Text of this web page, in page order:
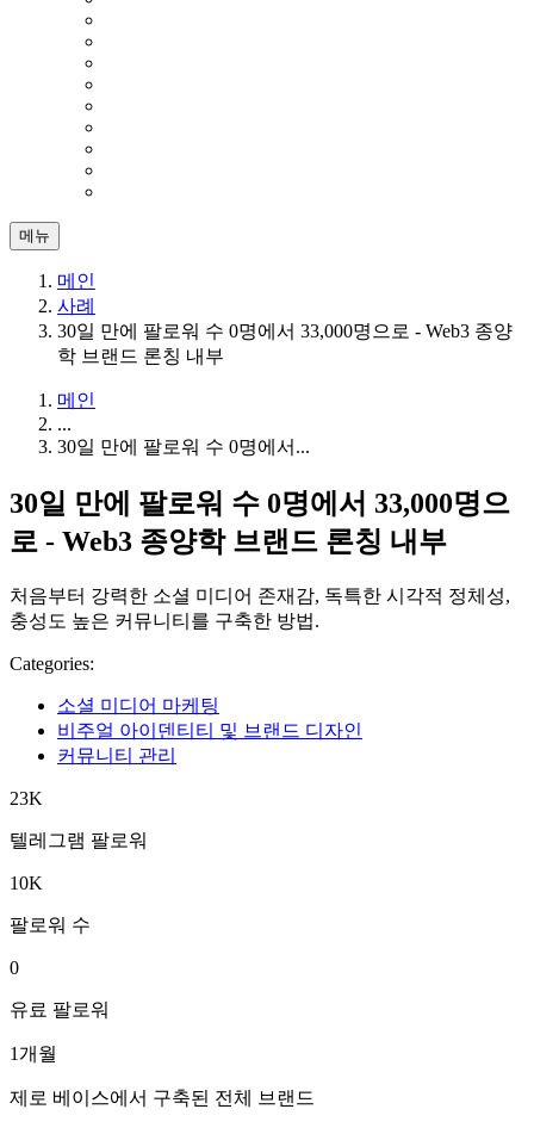
메뉴
메인
사례
30일 만에 팔로워 수 0명에서 33,000명으로 - Web3 종양
학 브랜드 론칭 내부
메인
...
30일 만에 팔로워 수 0명에서...
30일 만에 팔로워 수 0명에서 33,000명으
로 - Web3 종양학 브랜드 론칭 내부
처음부터 강력한 소셜 미디어 존재감, 독특한 시각적 정체성,
충성도 높은 커뮤니티를 구축한 방법.
Categories:
소셜 미디어 마케팅
비주얼 아이덴티티 및 브랜드 디자인
커뮤니티 관리
23K
텔레그램 팔로워
10K
팔로워 수
0
유료 팔로워
1개월
제로 베이스에서 구축된 전체 브랜드